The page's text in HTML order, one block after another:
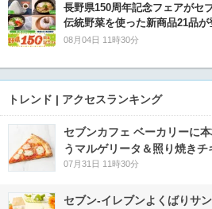
長野県150周年記念フェアが
伝統野菜を使った新商品21品が
08月04日 11時30分
トレンド | アクセスランキング
セブンカフェ ベーカリーに
うマルゲリータ＆照り焼き
07月31日 11時30分
セブン‐イレブンよくばりサ